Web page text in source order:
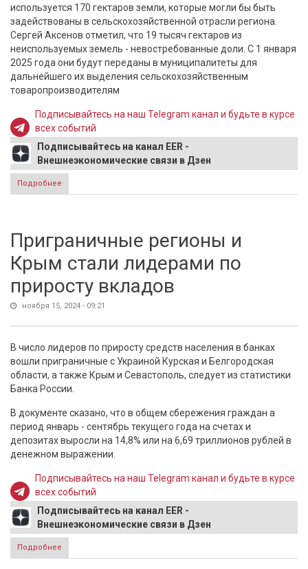
используется 170 гектаров земли, которые могли бы быть
задействованы в сельскохозяйственной отрасли региона.
Сергей Аксенов отметил, что 19 тысяч гектаров из
неиспользуемых земель - невостребованные доли. С 1 января
2025 года они будут переданы в муниципалитеты для
дальнейшего их выделения сельскохозяйственным
товаропроизводителям
Подписывайтесь на наш Telegram канал и будьте в курсе
всех событий
Подписывайтесь на канал EER -
Внешнеэкономические связи в Дзен
Подробнее
земель передадут в муниципалитеты
Приграничные регионы и
Крым стали лидерами по
приросту вкладов
ноября 15, 2024 - 09:21
В число лидеров по приросту средств населения в банках
вошли приграничные с Украиной Курская и Белгородская
области, а также Крым и Севастополь, следует из статистики
Банка России.
В документе сказано, что в общем сбережения граждан а
период январь - сентябрь текущего года на счетах и
депозитах выросли на 14,8% или на 6,69 триллионов рублей в
денежном выражении.
Подписывайтесь на наш Telegram канал и будьте в курсе
всех событий
Подписывайтесь на канал EER -
Внешнеэкономические связи в Дзен
Подробнее
приросту вкладов